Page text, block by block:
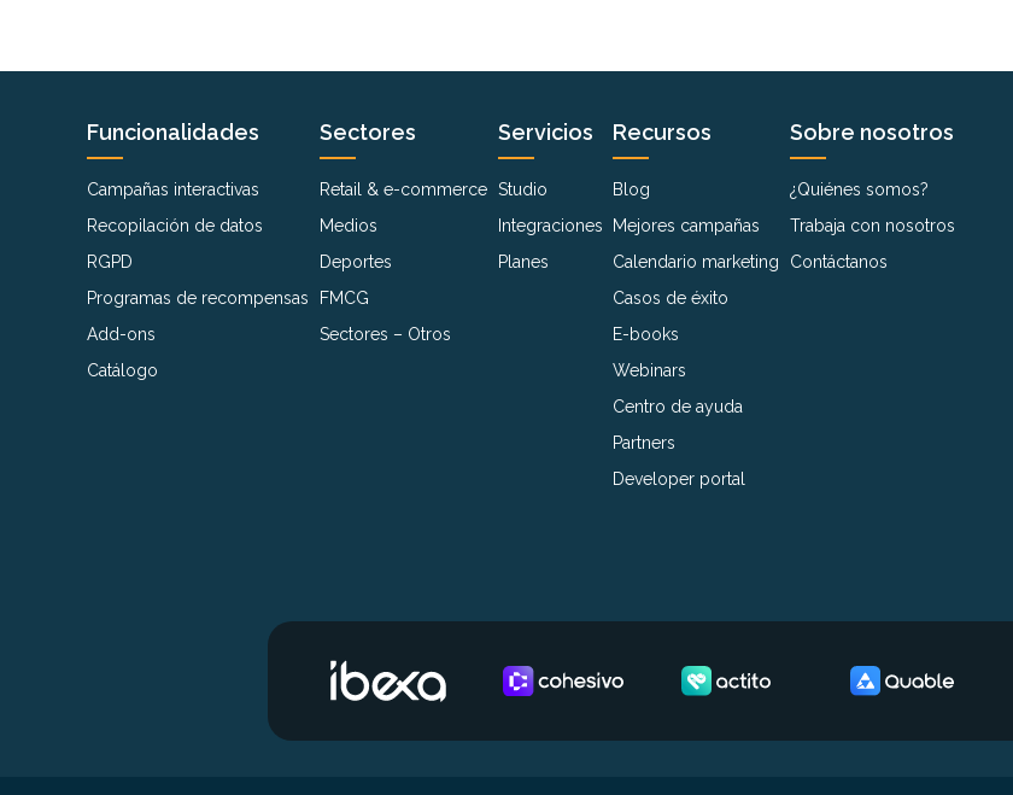
Funcionalidades
Campañas interactivas
Recopilación de datos
RGPD
Programas de recompensas
Add-ons
Catálogo
Sectores
Retail & e-commerce
Medios
Deportes
FMCG
Sectores – Otros
Servicios
Studio
Integraciones
Planes
Recursos
Blog
Mejores campañas
Calendario marketing
Casos de éxito
E-books
Webinars
Centro de ayuda
Partners
Developer portal
Sobre nosotros
¿Quiénes somos?
Trabaja con nosotros
Contáctanos